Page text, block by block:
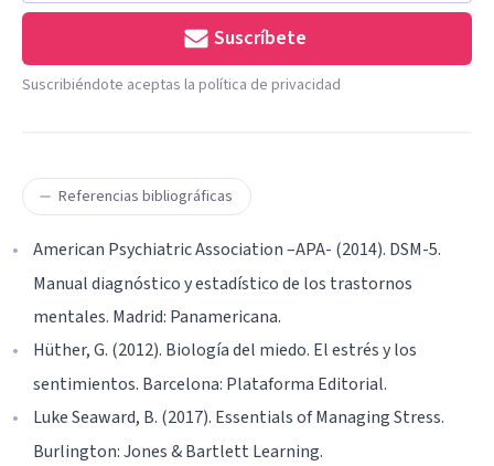
Suscríbete
Suscribiéndote aceptas la política de privacidad
Referencias bibliográficas
American Psychiatric Association –APA- (2014). DSM-5.
Manual diagnóstico y estadístico de los trastornos
mentales. Madrid: Panamericana.
Hüther, G. (2012). Biología del miedo. El estrés y los
sentimientos. Barcelona: Plataforma Editorial.
Luke Seaward, B. (2017). Essentials of Managing Stress.
Burlington: Jones & Bartlett Learning.